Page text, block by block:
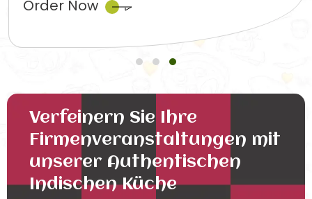
Order Now
Verfeinern Sie Ihre
Firmenveranstaltungen mit
unserer Authentischen
Indischen Küche